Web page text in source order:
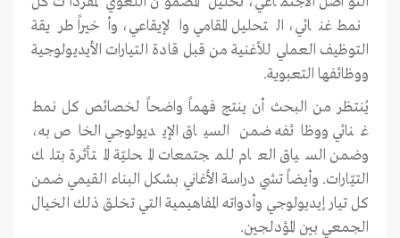
نمط غنائي، التحليل المقامي والإيقاعي، وأخيراً طريقة
التوظيف العملي للأغنية من قبل قادة التيارات الأيديولوجية
ووظائفها التعبوية.
يُنتظر من البحث أن ينتج فهماً واضحاً لخصائص كل نمط
غنائي ووظائفه ضمن السياق الإيديولوجي الخاص به،
وضمن السياق العام للمجتمعات المحليّة المتأثرة بتلك
التيّارات. وأيضاً تشي دراسة الأغاني بشكل البناء القيمي ضمن
كل تيار إيديولوجي وأدواته المفاهيمية التي تخلق ذلك الخيال
الجمعي بين المؤدلجين.